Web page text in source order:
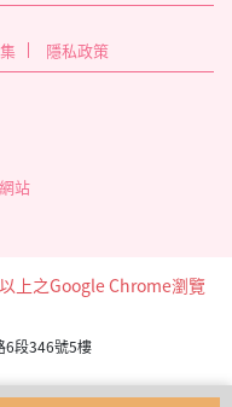
隱私政策
站
上之Google Chrome瀏覽
6段346號5樓